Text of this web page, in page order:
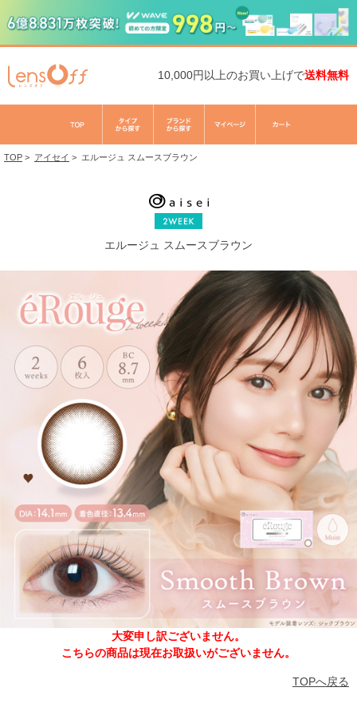
10,000円以上のお買い上げで送料無料
TOP > アイセイ > エルージュ スムースブラウン
エルージュ スムースブラウン
大変申し訳ございません。
こちらの商品は現在お取扱いがございません。
TOPへ戻る